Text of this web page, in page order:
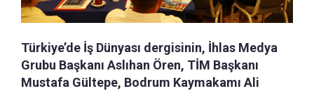
Türkiye’de İş Dünyası dergisinin, İhlas Medya
Grubu Başkanı Aslıhan Ören, TİM Başkanı
Mustafa Gültepe, Bodrum Kaymakamı Ali